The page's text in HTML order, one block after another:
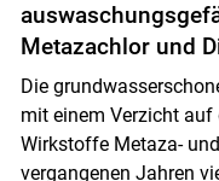
Metazachlor und
Die
mit einem Verzicht
Wirkstoffe Metaza-
vergangenen Jahren